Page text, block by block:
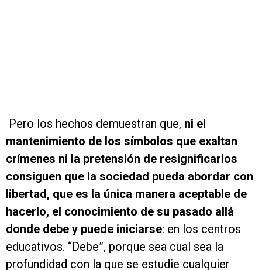
Pero los hechos demuestran que, ni el
mantenimiento de los símbolos que exaltan
crímenes ni la pretensión de resignificarlos
consiguen que la sociedad pueda abordar con
libertad, que es la única manera aceptable de
hacerlo, el conocimiento de su pasado allá
donde debe y puede iniciarse: en los centros
educativos. “Debe”, porque sea cual sea la
profundidad con la que se estudie cualquier